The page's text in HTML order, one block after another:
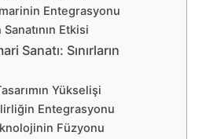
Entegrasyonu
Etkisi
Sanatı: Sınırların
Yükselişi
Entegrasyonu
Füzyonu